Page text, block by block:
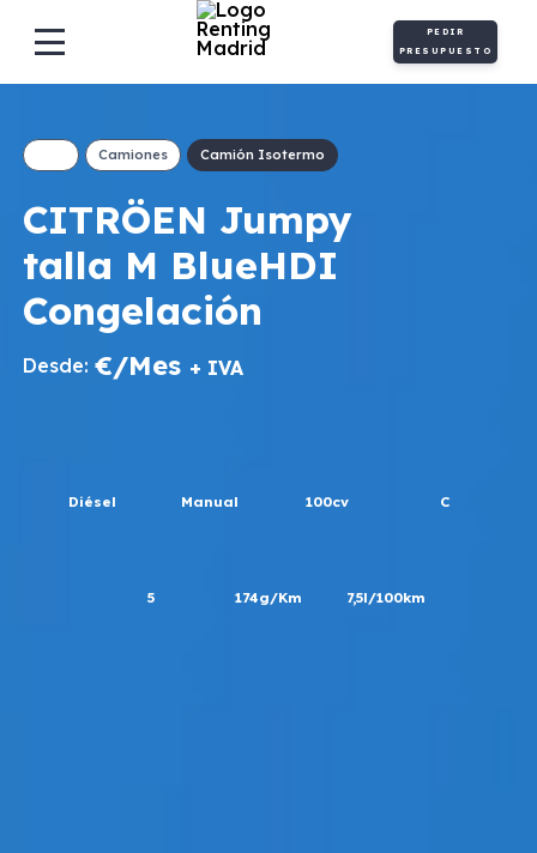
PEDIR
PRESUPUESTO
Camiones Camión Isotermo
CITRÖEN Jumpy
talla M BlueHDI
Congelación
Desde: €/Mes + IVA
Diésel Manual 100cv C
5 174g/Km 7,5l/100km